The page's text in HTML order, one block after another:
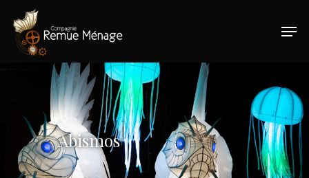
Hit enter to search or ESC to close
Abismos